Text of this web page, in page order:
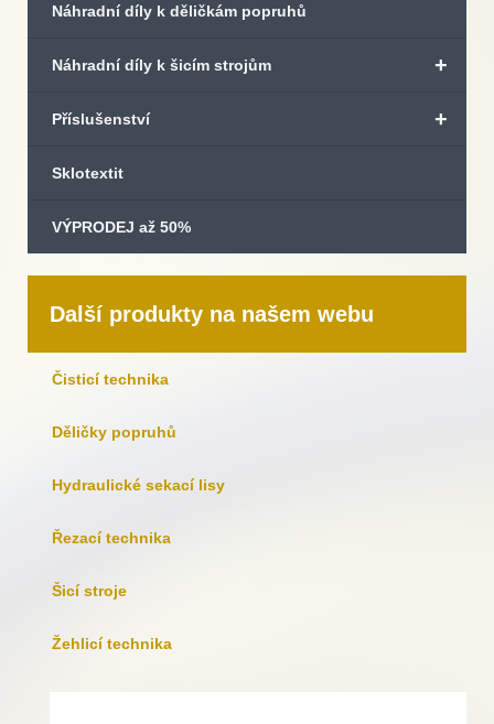
Náhradní díly k děličkám popruhů
+
Náhradní díly k šicím strojům
+
Příslušenství
Sklotextit
VÝPRODEJ až 50%
Další produkty na našem webu
Čisticí technika
Děličky popruhů
Hydraulické sekací lisy
Řezací technika
Šicí stroje
Žehlicí technika